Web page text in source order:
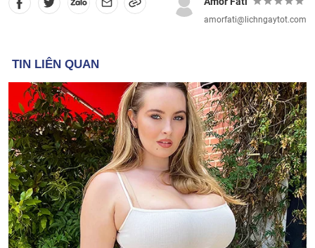
amorfati@lichngaytot.com